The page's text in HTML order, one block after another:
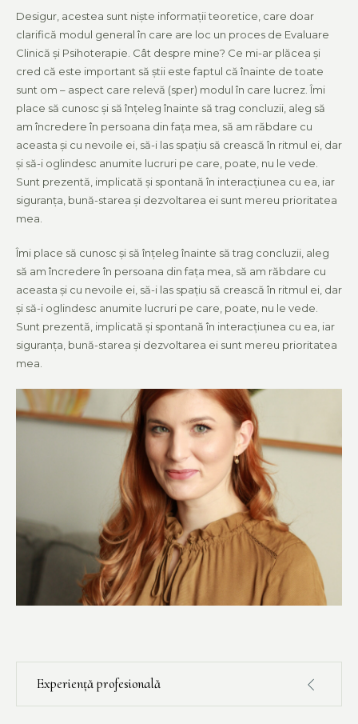
Desigur, acestea sunt niște informații teoretice, care doar
clarifică modul general în care are loc un proces de Evaluare
Clinică și Psihoterapie. Cât despre mine? Ce mi-ar plăcea și
cred că este important să știi este faptul că înainte de toate
sunt om – aspect care relevă (sper) modul în care lucrez. Îmi
place să cunosc și să înțeleg înainte să trag concluzii, aleg să
am încredere în persoana din fața mea, să am răbdare cu
aceasta și cu nevoile ei, să-i las spațiu să crească în ritmul ei, dar
și să-i oglindesc anumite lucruri pe care, poate, nu le vede.
Sunt prezentă, implicată și spontană în interacțiunea cu ea, iar
siguranța, bună-starea și dezvoltarea ei sunt mereu prioritatea
mea.
Îmi place să cunosc și să înțeleg înainte să trag concluzii, aleg
să am încredere în persoana din fața mea, să am răbdare cu
aceasta și cu nevoile ei, să-i las spațiu să crească în ritmul ei, dar
și să-i oglindesc anumite lucruri pe care, poate, nu le vede.
Sunt prezentă, implicată și spontană în interacțiunea cu ea, iar
siguranța, bună-starea și dezvoltarea ei sunt mereu prioritatea
mea.
Experiență profesională